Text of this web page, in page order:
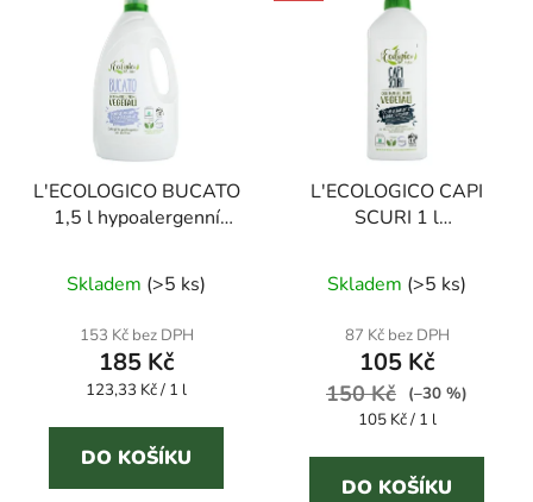
L'ECOLOGICO BUCATO
1,5 l hypoalergenní
Skladem (>5 ks)
153 Kč bez DPH
185 Kč
Měrná
123,33 Kč / 1 l
DO KOŠÍKU
L'ECOLOGICO CAPI
SCURI 1 l
na tmavé prádlo
Skladem (>5 ks)
87 Kč bez DPH
105 Kč
150 Kč
(–30 %)
Měrná
105 Kč / 1 l
DO KOŠÍKU